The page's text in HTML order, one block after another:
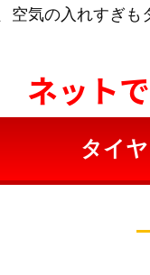
空気の入れすぎも
ネット
タイ